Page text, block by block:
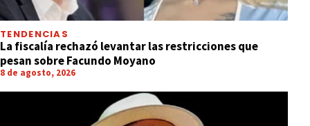
TENDENCIAS
La fiscalía rechazó levantar las restricciones que
pesan sobre Facundo Moyano
8 de agosto, 2026